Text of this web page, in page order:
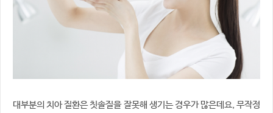
대부분의 치아 질환은 칫솔질을 잘못해 생기는 경우가 많은데요, 무작정